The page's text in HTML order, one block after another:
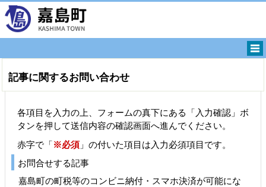
記事に関するお問い合わせ
各項目を入力の上、フォームの真下にある「入力確認」ボ
タンを押して送信内容の確認画面へ進んでください。
赤字で「※必須 」の付いた項目は入力必須項目です。
お問合せする記事
嘉島町の町税等のコンビニ納付・スマホ決済が可能にな